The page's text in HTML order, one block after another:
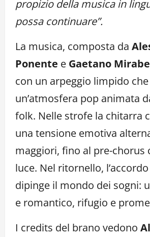
propizio della musica in
possa continuare”.
La musica, composta da
Ponente e Gaetano
con un arpeggio limpido
un’atmosfera pop animata
folk. Nelle strofe la chitarra
una tensione emotiva
maggiori, fino al pre-chorus
luce. Nel ritornello,
dipinge il mondo dei sogni:
e romantico, rifugio e
I credits del brano vedono